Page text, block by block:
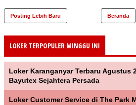
Posting Lebih Baru Beranda
LOKER TERPOPULER MINGGU INI
Loker Karanganyar Terbaru Agustus
Bayutex Sejahtera Persada
Loker Customer Service di The Park